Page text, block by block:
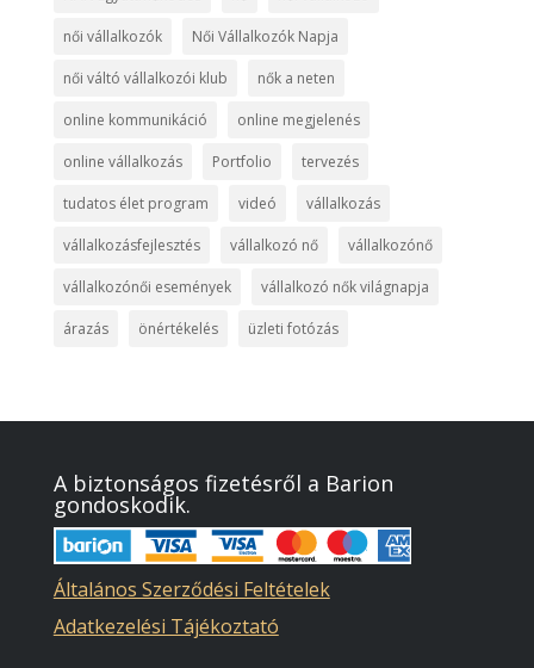
női vállalkozók Női Vállalkozók Napja
női váltó vállalkozói klub nők a neten
online kommunikáció online megjelenés
online vállalkozás Portfolio tervezés
tudatos élet program videó vállalkozás
vállalkozásfejlesztés vállalkozó nő vállalkozónő
vállalkozónői események vállalkozó nők világnapja
árazás önértékelés üzleti fotózás
A biztonságos fizetésről a Barion
gondoskodik.
Általános Szerződési Feltételek
Adatkezelési Tájékoztató